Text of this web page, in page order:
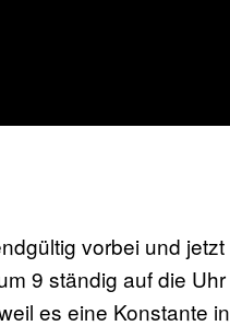
vorbei und jetzt
9 ständig auf die Uhr
es eine Konstante in